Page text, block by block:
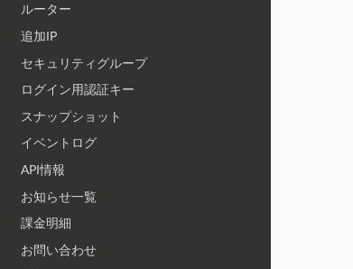
ルーター
追加IP
セキュリティグループ
ログイン用認証キー
スナップショット
イベントログ
API情報
お知らせ一覧
課金明細
お問い合わせ